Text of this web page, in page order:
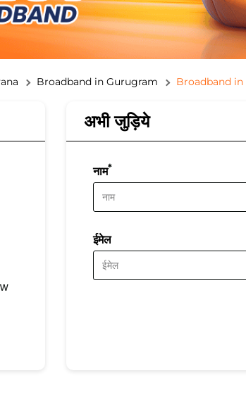
Broadband in Gurugram Broadband in
अभी जुड़िये
नाम*
ईमेल